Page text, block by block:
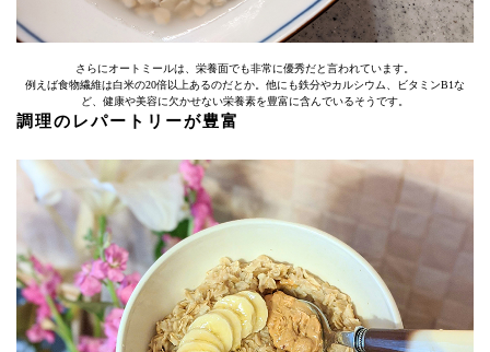
さらにオートミールは、栄養面でも非常に優秀だと言われています。
例えば食物繊維は白米の20倍以上あるのだとか。他にも鉄分やカルシウム、ビタミンB1な
ど、健康や美容に欠かせない栄養素を豊富に含んでいるそうです。
調理のレパートリーが豊富